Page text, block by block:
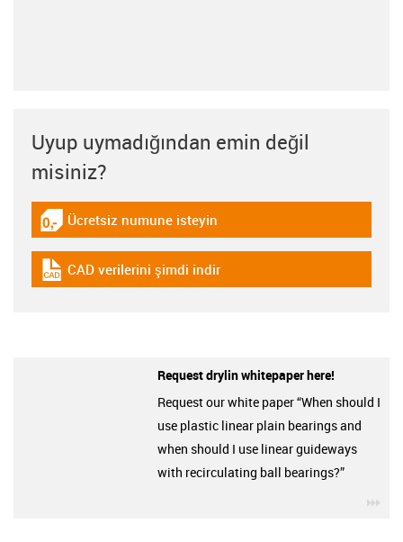
Uyup uymadığından emin değil
misiniz?
igus-icon-gratismuster
Ücretsiz numune isteyin
igus-icon-cad-dateien
CAD verilerini şimdi indir
Request drylin whitepaper here!
Request our white paper “When should I
use plastic linear plain bearings and
when should I use linear guideways
with recirculating ball bearings?”